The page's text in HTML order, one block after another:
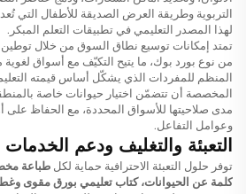
التربوية وطريقة العرض الصديقة للأطفال التي
لهذا المصدر التعليمي في تطبيقات التعلم المبكر.
تمتد إمكانات توسيع نطاق السوق من خلال توطين
من نوع بورد بوك، ما يتيح التكيّف مع أسواق
المنظم للمفردات الذي يشكّل أساس قيمته
المخصصة أن تتضمّن اختيار حيوانات خاصة
مدى صلاحيتها للأسواق المحددة، مع الحفاظ على
وعوامل التفاعل.
التعبئة والتغليف ودعم
توفر حلول التعبئة الاحترافية حماية لكل
كلمة عن الحيوانات، كتاب تعليمي بورق مقوى